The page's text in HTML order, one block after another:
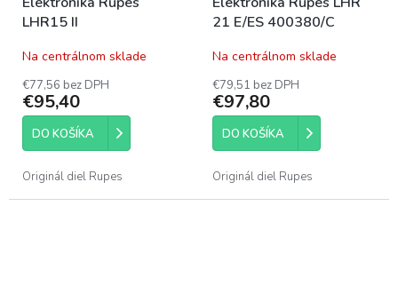
LHR15 II
Na centrálnom sklade
€77,56 bez DPH
€95,40
DO KOŠÍKA
Originál diel Rupes
21 E/ES 400380/C
Na centrálnom sklade
€79,51 bez DPH
€97,80
DO KOŠÍKA
Originál diel Rupes